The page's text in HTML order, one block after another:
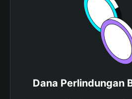
Dana Perlindungan